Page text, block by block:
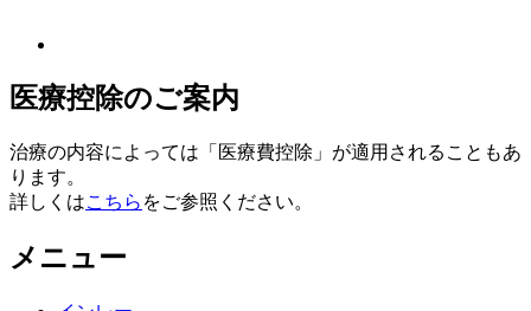
医療控除のご案内
治療の内容によっては「医療費控除」が適用されることもあ
ります。
詳しくはこちら をご参照ください。
メニュー